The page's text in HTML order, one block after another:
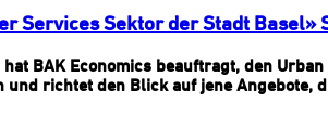
Services Sektor der Stadt Basel»
BAK Economics beauftragt, den
und richtet den Blick auf jene Angebote,